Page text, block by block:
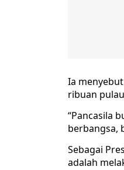
Ia
ribuan
“Pancasila
berbangsa,
Sebagai
adalah